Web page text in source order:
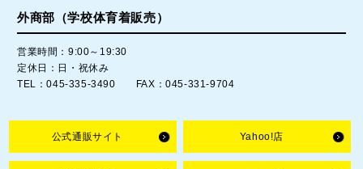
外商部（学校体育着販売）
営業時間：9:00～19:30
定休日：日・祝休み
TEL：045-335-3490 FAX：045-331-9704
公式通販サイト Yahoo!店